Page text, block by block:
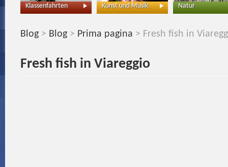
Klassenfahrten Kunst und Musik Natur
Blog> Blog> Prima pagina > Fresh fish in
Fresh fish in Viareggio